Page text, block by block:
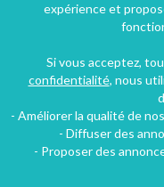
expérience et
Si vous acceptez,
confidentialité, nous
- Améliorer la qualité de
- Diffuser des
- Proposer des